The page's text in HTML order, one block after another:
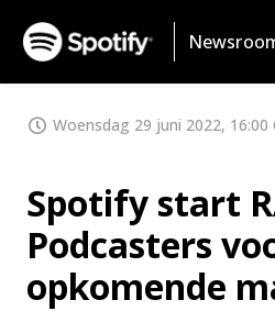
Woensdag 29 juni 2022, 16:00
Spotify start
Podcasters
opkomende